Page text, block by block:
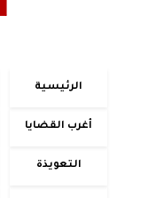
الرئيسية
أغرب القضايا
التعويذة